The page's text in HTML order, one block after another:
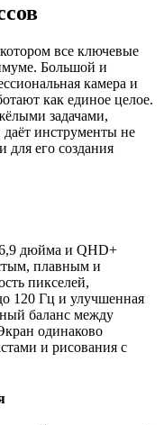
все ключевые
Большой и
камера и
как единое целое.
задачами,
даёт инструменты не
для его создания
дюйма и QHD+
плавным и
пикселей,
120 Гц и улучшенная
баланс между
одинаково
и рисования с